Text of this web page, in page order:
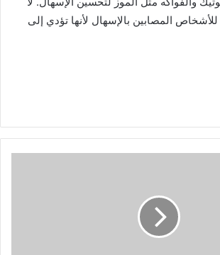
للأشخاص المصابين بالإسهال لأنها تؤدي إلى